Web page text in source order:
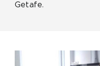
Getafe.